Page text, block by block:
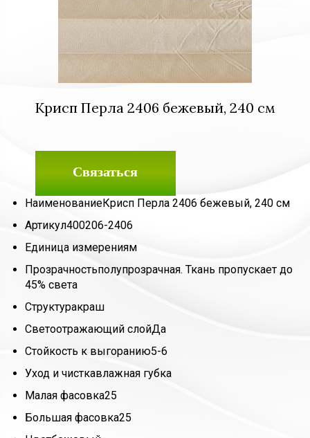
Крисп Перла 2406 бежевый, 240 см
Связаться
НаименованиеКрисп Перла 2406 бежевый, 240 см
Артикул400206-2406
Единица измерениям
Прозрачностьполупрозрачная. Ткань пропускает до
45% света
Структуракраш
Светоотражающий слойДа
Стойкость к выгоранию5-6
Уход и чисткавлажная губка
Малая фасовка25
Большая фасовка25